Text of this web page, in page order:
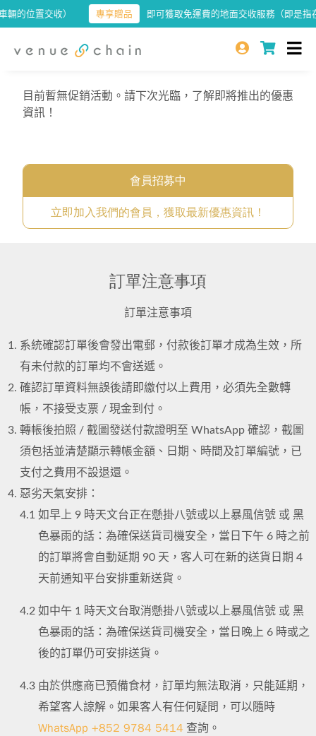
的位置交收） 專享贈品 即可獲取免運費的地面交收服務（即是指
目前暫無促銷活動。請下次光臨，了解即將推出的優惠
資訊！
會員招募中
立即加入我們的會員，獲取最新優惠資訊！
訂單注意事項
訂單注意事項
系統確認訂單後會發出電郵，付款後訂單才成為生效，所
有未付款的訂單均不會送遞。
確認訂單資料無誤後請即繳付以上費用，必須先全數轉
帳，不接受支票 / 現金到付。
轉帳後拍照 / 截圖發送付款證明至 WhatsApp 確認，截圖
須包括並清楚顯示轉帳金額、日期、時間及訂單編號，已
支付之費用不設退還。
惡劣天氣安排：
4.1 如早上 9 時天文台正在懸掛八號或以上暴風信號 或 黑
色暴雨的話：為確保送貨司機安全，當日下午 6 時之前
的訂單將會自動延期 90 天，客人可在新的送貨日期 4
天前通知平台安排重新送貨。
4.2 如中午 1 時天文台取消懸掛八號或以上暴風信號 或 黑
色暴雨的話：為確保送貨司機安全，當日晚上 6 時或之
後的訂單仍可安排送貨。
4.3 由於供應商已預備食材，訂單均無法取消，只能延期，
希望客人諒解。如果客人有任何疑問，可以隨時
WhatsApp +852 9784 5414 查詢。